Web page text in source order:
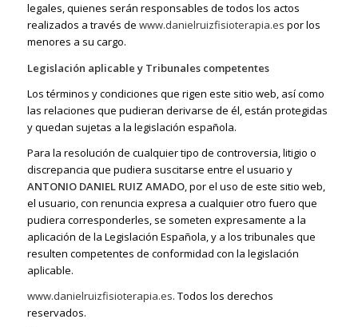
legales, quienes serán responsables de todos los actos
realizados a través de www.danielruizfisioterapia.es por los
menores a su cargo.
Legislación aplicable y Tribunales competentes
Los términos y condiciones que rigen este sitio web, así como
las relaciones que pudieran derivarse de él, están protegidas
y quedan sujetas a la legislación española.
Para la resolución de cualquier tipo de controversia, litigio o
discrepancia que pudiera suscitarse entre el usuario y
ANTONIO DANIEL RUIZ AMADO, por el uso de este sitio web,
el usuario, con renuncia expresa a cualquier otro fuero que
pudiera corresponderles, se someten expresamente a la
aplicación de la Legislación Española, y a los tribunales que
resulten competentes de conformidad con la legislación
aplicable.
www.danielruizfisioterapia.es. Todos los derechos
reservados.